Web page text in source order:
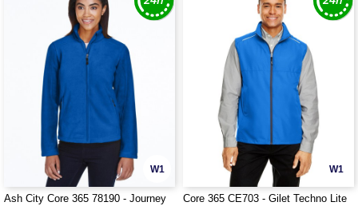
W1
Ash City Core 365 78190 - Journey
W1
Core 365 CE703 - Gilet Techno Lite